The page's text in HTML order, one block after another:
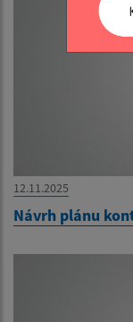
12.11.2025
Návrh plánu